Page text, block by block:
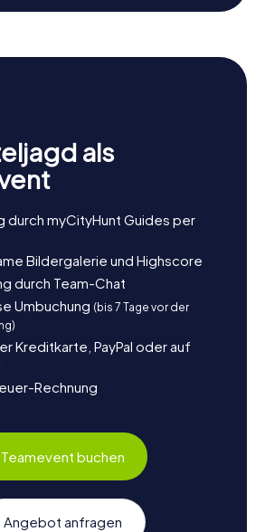
Schnitzeljagd in Mettmann könnt
erkunden. Das Neanderthal
der Neanderthaler und die
der Menschheit zu erfahren.
Oberstadt von Mettmann mit ihren
und engen Gassen lädt zu
Cafés oder Restaurants
regionale Köstlichkeiten. Die
ist der perfekte Startpunkt für
Erlebnis in dieser
Stadt.
als
durch myCityHunt Guides per
Bildergalerie und Highscore
durch Team-Chat
Umbuchung (bis 7 Tage vor der
Kreditkarte, PayPal oder auf
Rechnung
Teamevent buchen
Angebot anfragen